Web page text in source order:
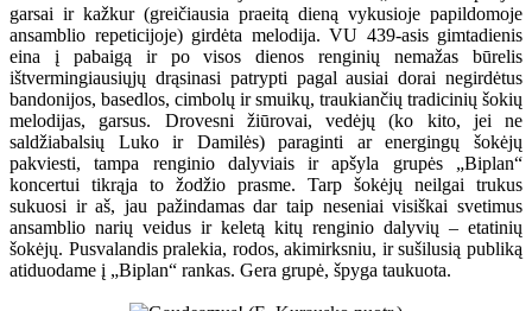
garsai ir kažkur (greičiausia praeitą dieną vykusioje papildomoje
ansamblio repeticijoje) girdėta melodija. VU 439-asis gimtadienis
eina į pabaigą ir po visos dienos renginių nemažas būrelis
ištvermingiausiųjų drąsinasi patrypti pagal ausiai dorai negirdėtus
bandonijos, basedlos, cimbolų ir smuikų, traukiančių tradicinių šokių
melodijas, garsus. Drovesni žiūrovai, vedėjų (ko kito, jei ne
saldžiabalsių Luko ir Damilės) paraginti ar energingų šokėjų
pakviesti, tampa renginio dalyviais ir apšyla grupės „Biplan“
koncertui tikrąja to žodžio prasme. Tarp šokėjų neilgai trukus
sukuosi ir aš, jau pažindamas dar taip neseniai visiškai svetimus
ansamblio narių veidus ir keletą kitų renginio dalyvių – etatinių
šokėjų. Pusvalandis pralekia, rodos, akimirksniu, ir sušilusią publiką
atiduodame į „Biplan“ rankas. Gera grupė, špyga taukuota.